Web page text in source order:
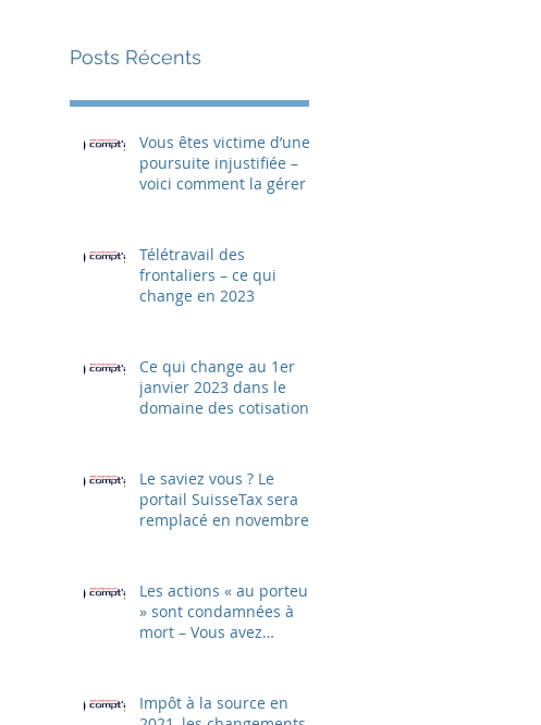
Posts Récents
Vous êtes victime d’une
poursuite injustifiée –
voici comment la gérer
Télétravail des
frontaliers – ce qui
change en 2023
Ce qui change au 1er
janvier 2023 dans le
domaine des cotisations
Le saviez vous ? Le
portail SuisseTax sera
remplacé en novembre
Les actions « au porteur
» sont condamnées à
mort – Vous avez
Impôt à la source en